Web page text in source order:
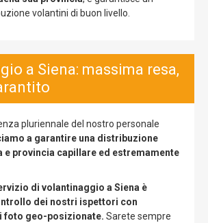
volantini di buon livello.
a Siena: massima resa,
pluriennale del nostro personale
a garantire una distribuzione
e provincia capillare ed estremamente
di volantinaggio a Siena è
dei nostri ispettori con
foto geo-posizionate. Sarete sempre